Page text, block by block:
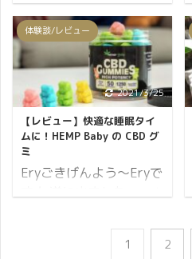
てすぐにCBDパッチが人
気である理由がわかりま
した。 それでは早速、
CBDパッチについてレビ
ューしていきましょう。
まずは、CBDパッチの使
い方からご紹介です。
Shea Brand CBD パッチ
の使い方 体用：CBD ...
Shea brandのパッケージ
が気になりCBDバームを
試してみました。 ご紹介
するShea brandのCBDバ
ームの感想は、これ1つ
で色々と楽しめるのは素
敵な商品だなぁ～～とい
う事です。 Shea brandの
CBDバームはマルチに利
ので万人向きのバームと
いえます。 それでは、
体験談/レビュー
2021/3/25
【レビュー】快適な睡眠タイ
ムに！HEMP Baby の CBD グ
ミ
Eryごきげんよう～Eryで
の CBD グミの紹介記事
☆ この記事、実はかなり
1 2